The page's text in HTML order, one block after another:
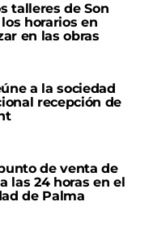
talleres de Son
horarios en
en las obras
a la sociedad
recepción de
de venta de
las 24 horas en el
de Palma